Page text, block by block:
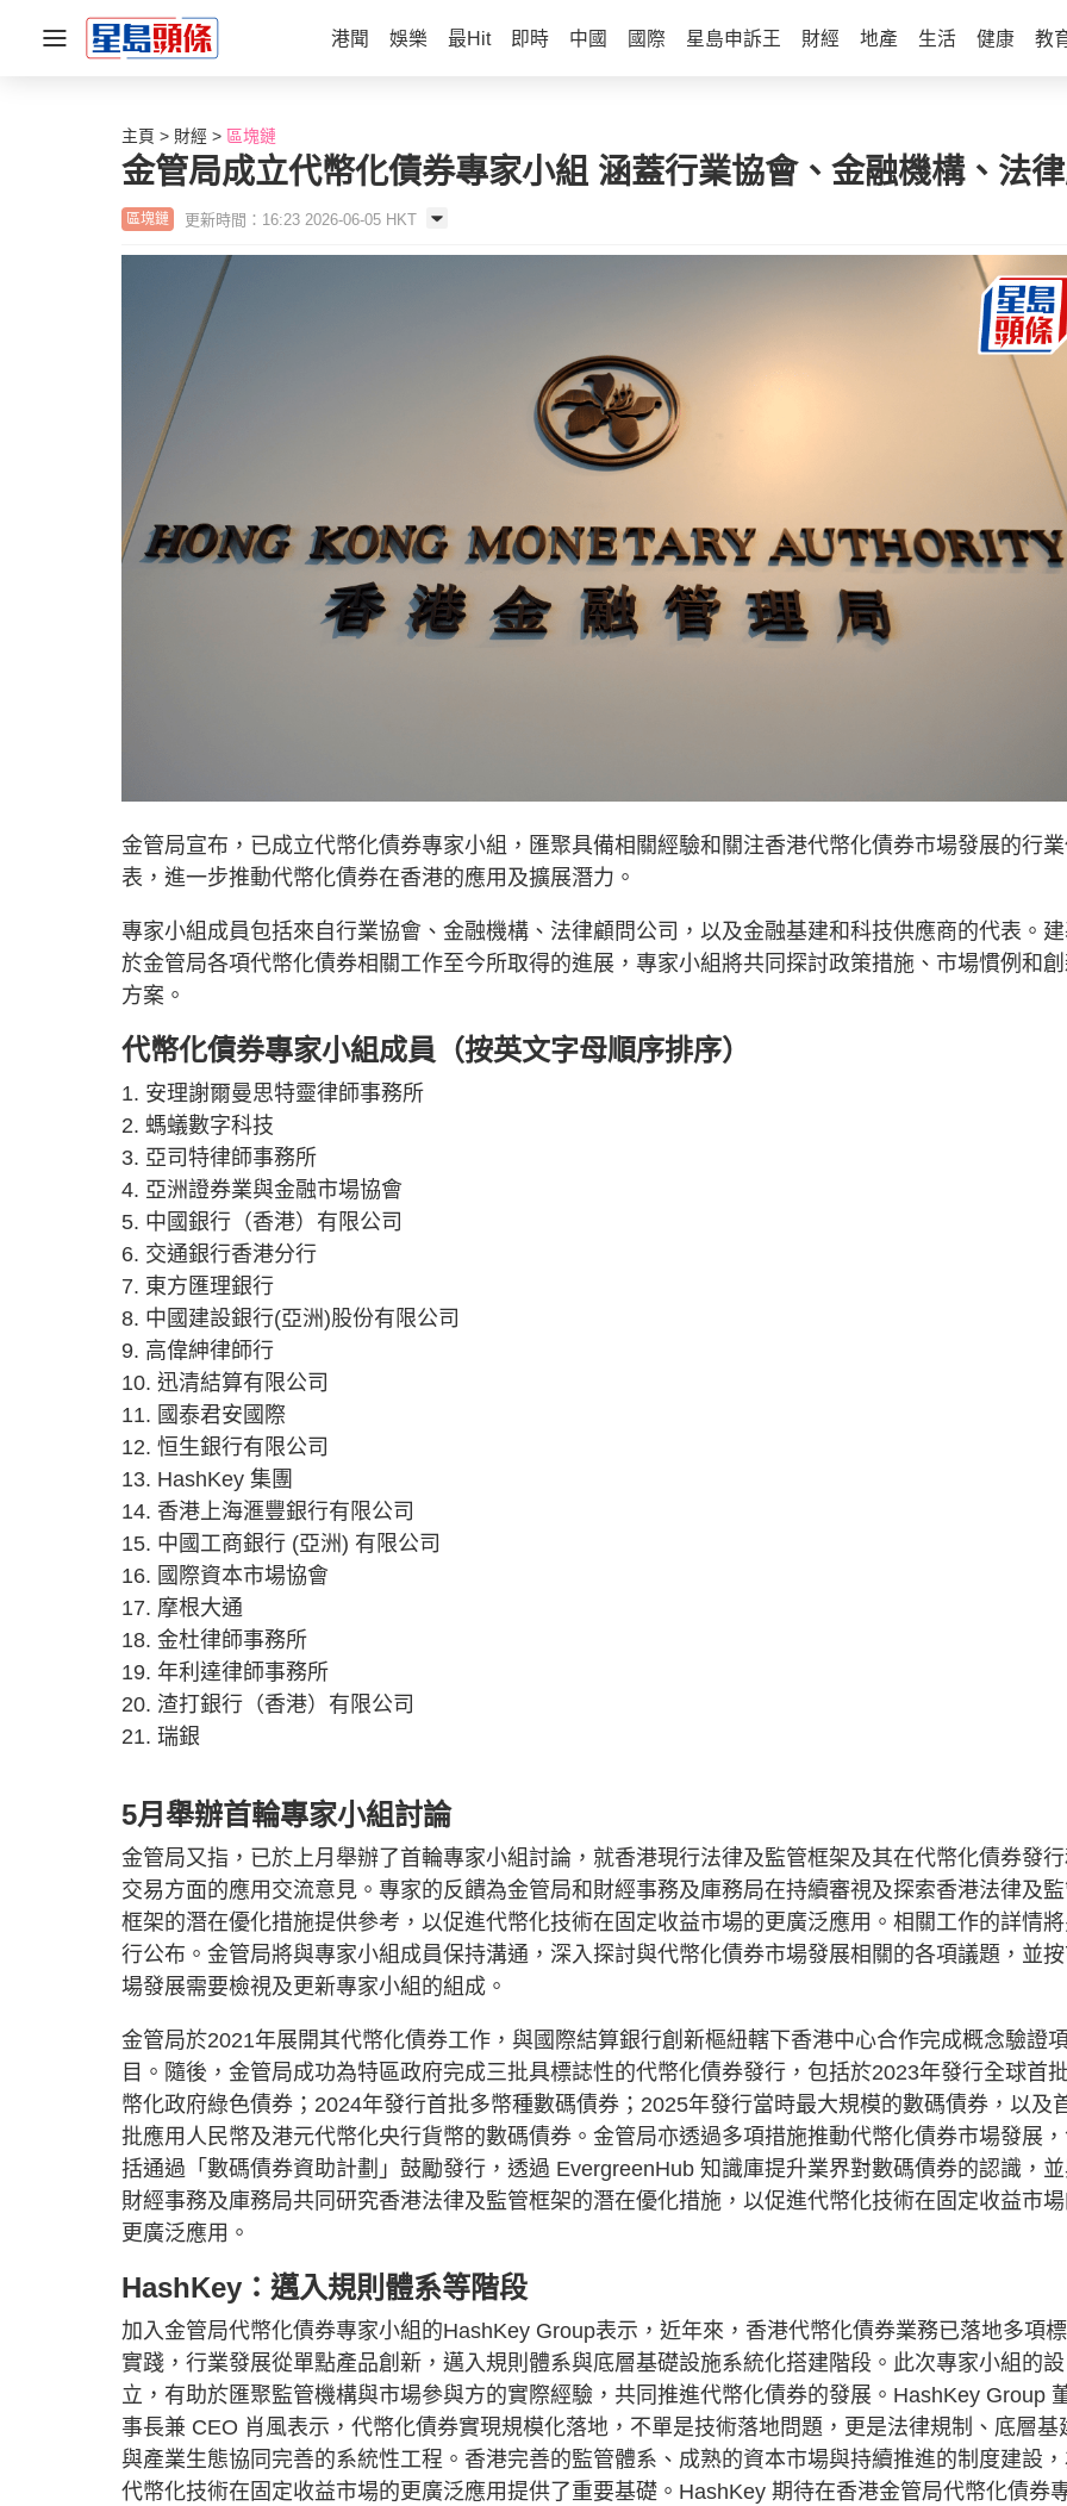
港聞 娛樂 最Hit 即時 中國 國際 星島申訴王 財經 地產 生活 健康 教
主頁 財經 區塊鏈
金管局成立代幣化債券專家小組 涵蓋行業協會、金融機構、法
區塊鏈 更新時間：16:23 2026-06-05 HKT
金管局宣布，已成立代幣化債券專家小組，匯聚具備相關經驗和關注香港代幣化債券市場發展的行
表，進一步推動代幣化債券在香港的應用及擴展潛力。
專家小組成員包括來自行業協會、金融機構、法律顧問公司，以及金融基建和科技供應商的代表。
於金管局各項代幣化債券相關工作至今所取得的進展，專家小組將共同探討政策措施、市場慣例和
方案。
代幣化債券專家小組成員（按英文字母順序排序）
1. 安理謝爾曼思特靈律師事務所
2. 螞蟻數字科技
3. 亞司特律師事務所
4. 亞洲證券業與金融市場協會
5. 中國銀行（香港）有限公司
6. 交通銀行香港分行
7. 東方匯理銀行
8. 中國建設銀行(亞洲)股份有限公司
9. 高偉紳律師行
10. 迅清結算有限公司
11. 國泰君安國際
12. 恒生銀行有限公司
13. HashKey 集團
14. 香港上海滙豐銀行有限公司
15. 中國工商銀行 (亞洲) 有限公司
16. 國際資本市場協會
17. 摩根大通
18. 金杜律師事務所
19. 年利達律師事務所
20. 渣打銀行（香港）有限公司
21. 瑞銀
5月舉辦首輪專家小組討論
金管局又指，已於上月舉辦了首輪專家小組討論，就香港現行法律及監管框架及其在代幣化債券發行
交易方面的應用交流意見。專家的反饋為金管局和財經事務及庫務局在持續審視及探索香港法律及
框架的潛在優化措施提供參考，以促進代幣化技術在固定收益市場的更廣泛應用。相關工作的詳情將
行公布。金管局將與專家小組成員保持溝通，深入探討與代幣化債券市場發展相關的各項議題，並
場發展需要檢視及更新專家小組的組成。
金管局於2021年展開其代幣化債券工作，與國際結算銀行創新樞紐轄下香港中心合作完成概念驗證項
目。隨後，金管局成功為特區政府完成三批具標誌性的代幣化債券發行，包括於2023年發行全球首
幣化政府綠色債券；2024年發行首批多幣種數碼債券；2025年發行當時最大規模的數碼債券，以及
批應用人民幣及港元代幣化央行貨幣的數碼債券。金管局亦透過多項措施推動代幣化債券市場發展
括通過「數碼債券資助計劃」鼓勵發行，透過 EvergreenHub 知識庫提升業界對數碼債券的認識，
財經事務及庫務局共同研究香港法律及監管框架的潛在優化措施，以促進代幣化技術在固定收益市
更廣泛應用。
HashKey：邁入規則體系等階段
加入金管局代幣化債券專家小組的HashKey Group表示，近年來，香港代幣化債券業務已落地多項
實踐，行業發展從單點產品創新，邁入規則體系與底層基礎設施系統化搭建階段。此次專家小組的設
立，有助於匯聚監管機構與市場參與方的實際經驗，共同推進代幣化債券的發展。HashKey Group
事長兼 CEO 肖風表示，代幣化債券實現規模化落地，不單是技術落地問題，更是法律規制、底層基
與產業生態協同完善的系統性工程。香港完善的監管體系、成熟的資本市場與持續推進的制度建設
代幣化技術在固定收益市場的更廣泛應用提供了重要基礎。HashKey 期待在香港金管局代幣化債券